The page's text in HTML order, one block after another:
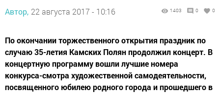
Автор, 22 августа 2017 - 10:16 1403 0 0
По окончании торжественного открытия праздник по
случаю 35-летия Камских Полян продолжил концерт. В
концертную программу вошли лучшие номера
конкурса-смотра художественной самодеятельности,
посвященного юбилею родного города и прошедшего в